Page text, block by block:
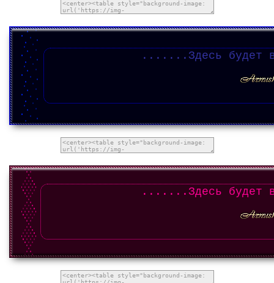
.......Здесь будет
.......Здесь будет